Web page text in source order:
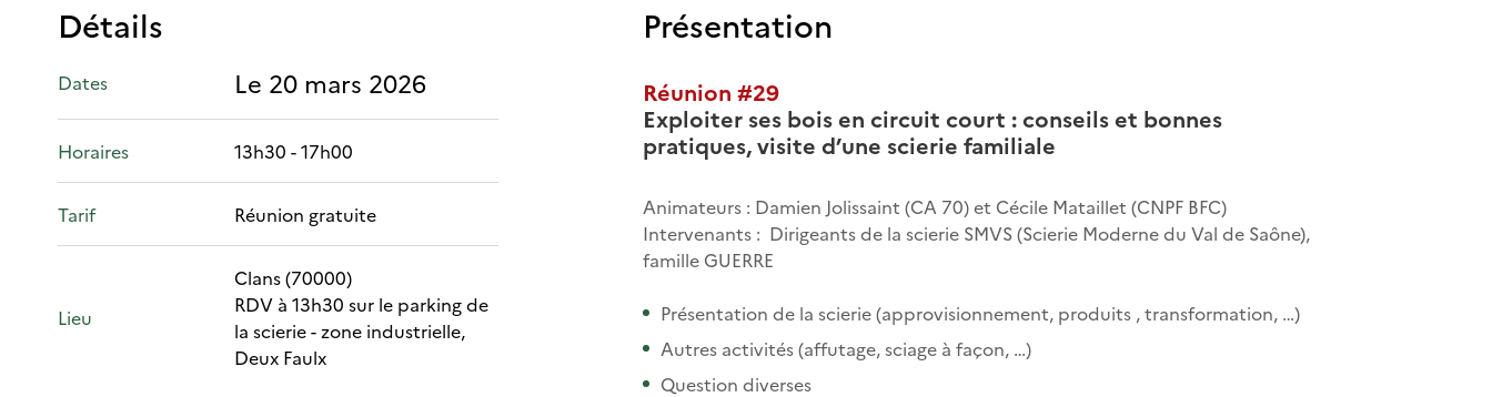
Détails
Dates Le 20 mars 2026
Horaires 13h30 - 17h00
Tarif Réunion gratuite
Lieu
Clans (70000)
RDV à 13h30 sur le parking de
la scierie - zone industrielle,
Deux Faulx
Présentation
Réunion #29
Exploiter ses bois en circuit court : conseils et bonnes
pratiques, visite d’une scierie familiale
Animateurs : Damien Jolissaint (CA 70) et Cécile Mataillet (CNPF BFC)
Intervenants : Dirigeants de la scierie SMVS (Scierie Moderne du Val de Saône),
famille GUERRE
Présentation de la scierie (approvisionnement, produits , transformation, …)
Autres activités (affutage, sciage à façon, …)
Question diverses